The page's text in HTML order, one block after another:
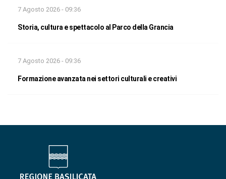
7 Agosto 2026 - 09:36
Storia, cultura e spettacolo al Parco della Grancia
7 Agosto 2026 - 09:36
Formazione avanzata nei settori culturali e creativi